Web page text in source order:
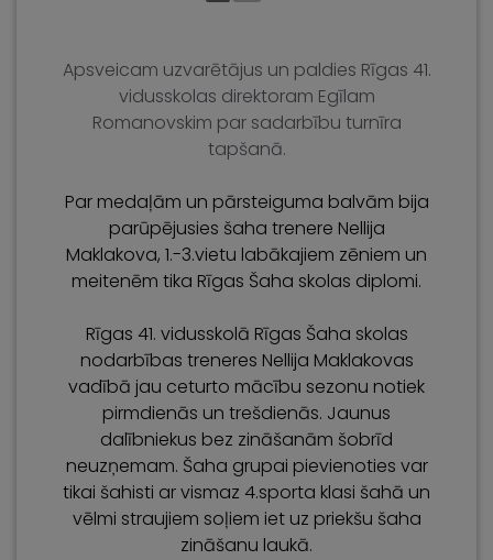
Apsveicam uzvarētājus un paldies Rīgas 41.
vidusskolas direktoram Egīlam
Romanovskim par sadarbību turnīra
tapšanā.
Par medaļām un pārsteiguma balvām bija
parūpējusies šaha trenere Nellija
Maklakova, 1.-3.vietu labākajiem zēniem un
meitenēm tika Rīgas Šaha skolas diplomi.
Rīgas 41. vidusskolā Rīgas Šaha skolas
nodarbības treneres Nellija Maklakovas
vadībā jau ceturto mācību sezonu notiek
pirmdienās un trešdienās. Jaunus
dalībniekus bez zināšanām šobrīd
neuzņemam. Šaha grupai pievienoties var
tikai šahisti ar vismaz 4.sporta klasi šahā un
vēlmi straujiem soļiem iet uz priekšu šaha
zināšanu laukā.